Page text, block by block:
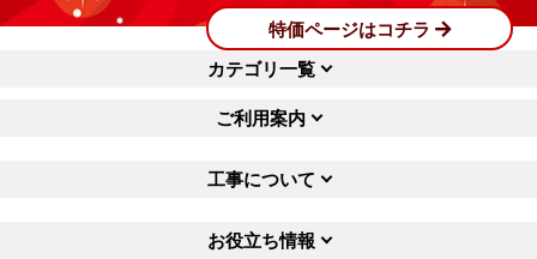
特価ページはコチラ
カテゴリ一覧
ご利用案内
工事について
お役立ち情報